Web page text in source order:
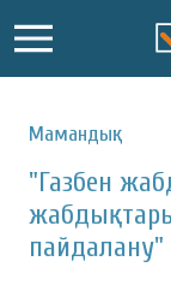
Мамандық:
"Газбен
пайдалану"